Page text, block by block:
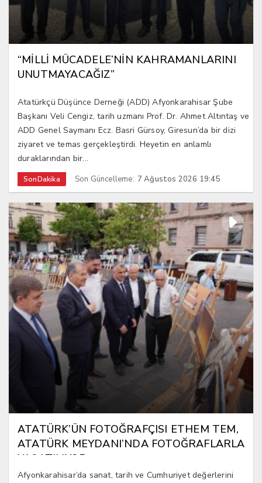
“MİLLİ MÜCADELE’NİN KAHRAMANLARINI
UNUTMAYACAĞIZ”
Atatürkçü Düşünce Derneği (ADD) Afyonkarahisar Şube
Başkanı Veli Cengiz, tarih uzmanı Prof. Dr. Ahmet Altıntaş ve
ADD Genel Saymanı Ecz. Basri Gürsoy, Giresun’da bir dizi
ziyaret ve temas gerçekleştirdi. Heyetin en anlamlı
duraklarından bir...
SonDakika Son Güncelleme: 7 Ağustos 2026 19:45
ATATÜRK’ÜN FOTOĞRAFÇISI ETHEM TEM,
ATATÜRK MEYDANI’NDA FOTOĞRAFLARLA
YAŞATILIYOR
Afyonkarahisar’da sanat, tarih ve Cumhuriyet değerlerini